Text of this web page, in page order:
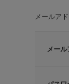
メールア
メール